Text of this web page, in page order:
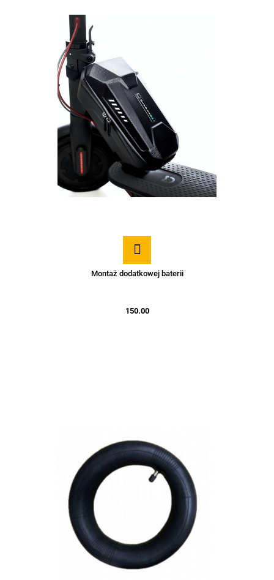
Montaż dodatkowej baterii
150.00